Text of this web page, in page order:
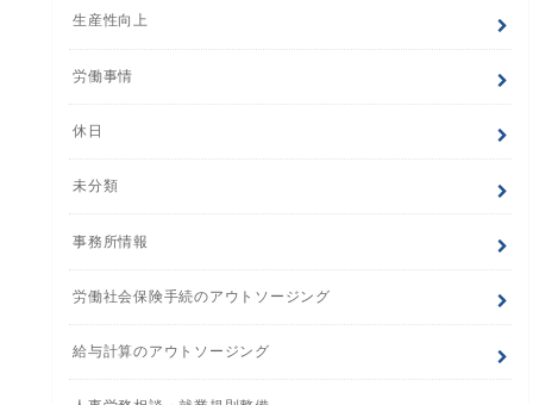
生産性向上
労働事情
休日
未分類
事務所情報
労働社会保険手続のアウトソージング
給与計算のアウトソージング